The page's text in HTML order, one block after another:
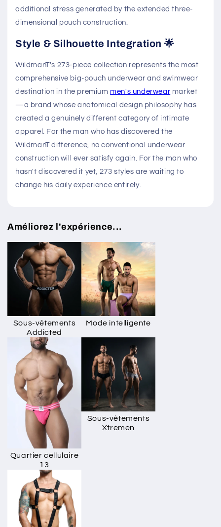
additional stress generated by the extended three-
dimensional pouch construction.
Style & Silhouette Integration 🌟
WildmanT's 273-piece collection represents the most
comprehensive big-pouch underwear and swimwear
destination in the premium men's underwear market
—a brand whose anatomical design philosophy has
created a genuinely different category of intimate
apparel. For the man who has discovered the
WildmanT difference, no conventional underwear
construction will ever satisfy again. For the man who
hasn't discovered it yet, 273 styles are waiting to
change his daily experience entirely.
Améliorez l'expérience...
Sous-vêtements
Addicted
Mode intelligente
Quartier cellulaire
13
Sous-vêtements
Xtremen